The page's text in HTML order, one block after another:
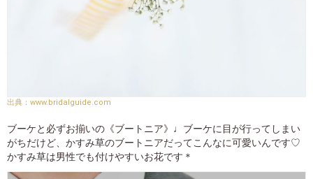
www.bridalguide.com
ブーケと必ずお揃いの《ブートニア》♩ブーケに目が行ってしまい
がちだけど、かすみ草のブートニアだってこんなに可愛いんです♡
かすみ草は男性でも付けやすいお花です＊